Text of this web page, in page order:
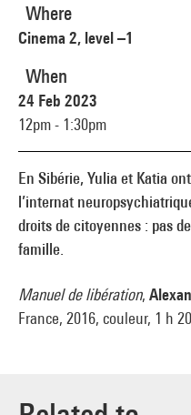
En Sibérie, Yulia et Katia
l’internat
droits de citoyennes : pas
famille.
Manuel de libération,
France, 2016, couleur, 1 h
Where
Cinema 2, level –1
When
24 Feb 2023
12pm - 1:30pm